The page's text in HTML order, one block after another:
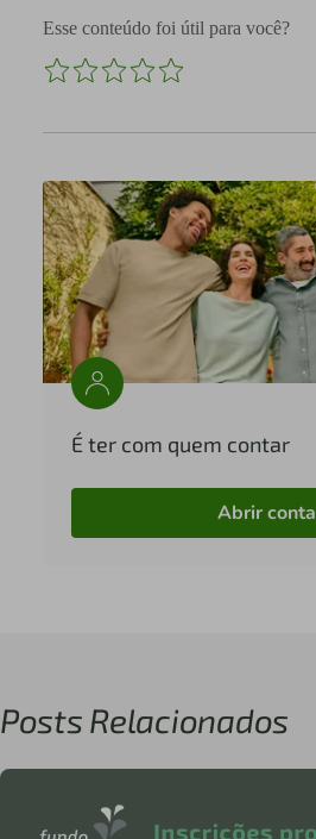
Esse conteúdo foi útil para você?
É ter com quem contar
Abrir conta
Posts Relacionados